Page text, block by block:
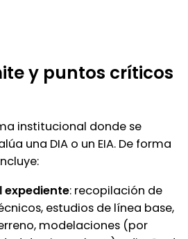
y puntos críticos
institucional donde se
una DIA o un EIA. De forma
expediente: recopilación de
estudios de línea base,
modelaciones (por